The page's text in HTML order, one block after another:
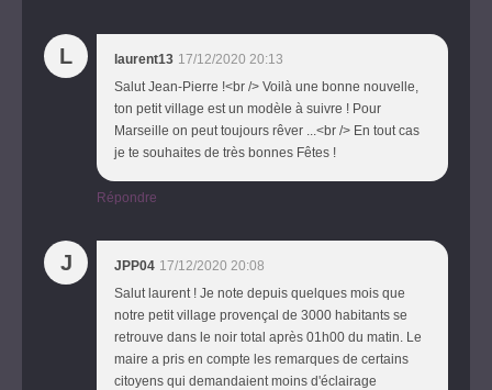
L laurent13 17/12/2020 20:13
Salut Jean-Pierre !<br /> Voilà une bonne nouvelle,
ton petit village est un modèle à suivre ! Pour
Marseille on peut toujours rêver ...<br /> En tout cas
je te souhaites de très bonnes Fêtes !
Répondre
J JPP04 17/12/2020 20:08
Salut laurent ! Je note depuis quelques mois que
notre petit village provençal de 3000 habitants se
retrouve dans le noir total après 01h00 du matin. Le
maire a pris en compte les remarques de certains
citoyens qui demandaient moins d'éclairage